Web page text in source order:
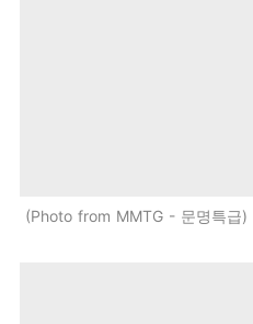
Photo from MMTG - 문명특급